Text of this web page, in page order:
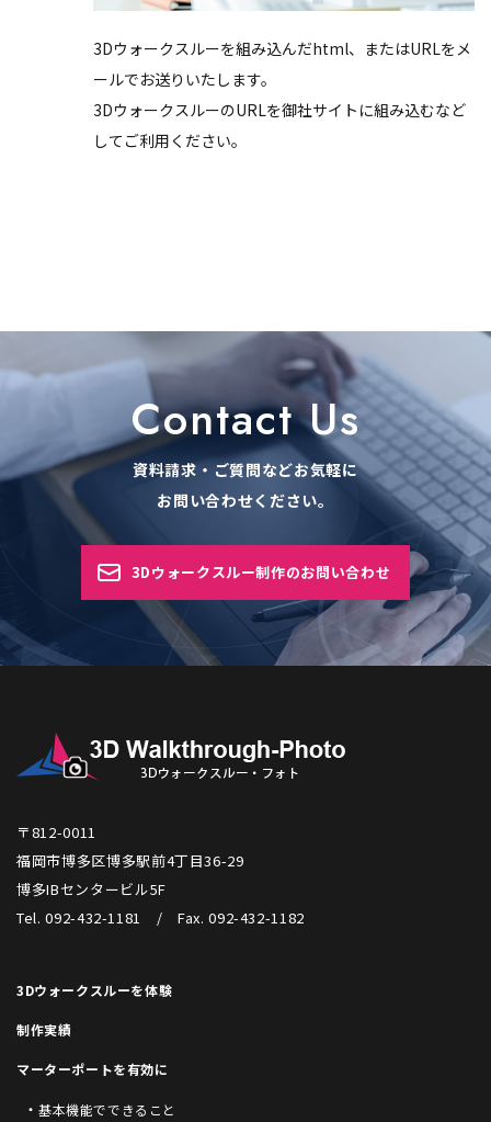
3Dウォークスルーを組み込んだhtml、またはURLをメ
ールでお送りいたします。
3DウォークスルーのURLを御社サイトに組み込むなど
してご利用ください。
Contact Us
資料請求・ご質問などお気軽に
お問い合わせください。
3Dウォークスルー制作のお問い合わせ
〒812-0011
福岡市博多区博多駅前4丁目36-29
博多IBセンタービル5F
Tel. 092-432-1181 / Fax. 092-432-1182
3Dウォークスルーを体験
制作実績
マーターポートを有効に
基本機能でできること